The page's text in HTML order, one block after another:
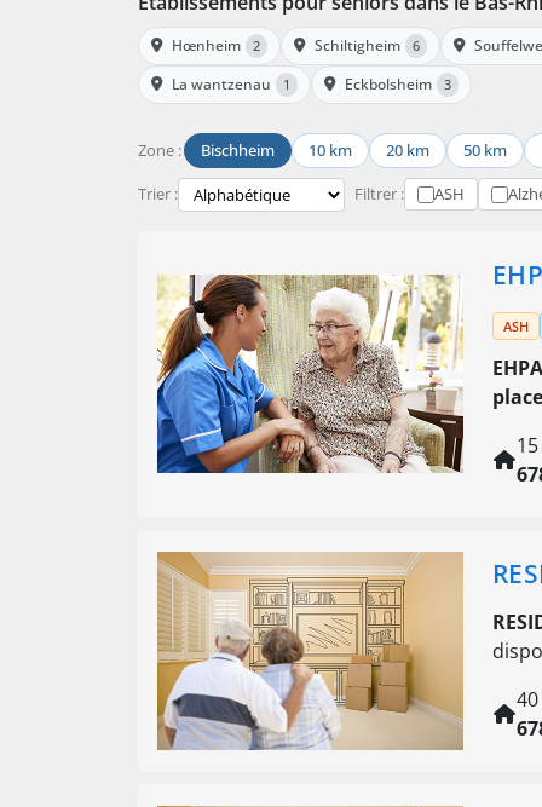
Hœnheim 2 Schiltigheim 6
La wantzenau
1 Eckbolsheim 3
Zone : Bischheim 10 km 20 km 50 km
Trier : Filtrer : ASH
ASH